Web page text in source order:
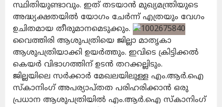
സ്ഥിതിയുണ്ടാവും. ഇത് തടയാൻ മുഖ്യമന്ത്രിയുടെ
അദ്ധ്യക്ഷതയിൽ യോഗം ചേർന്ന് എത്രയും വേഗം
ഉചിതമായ തീരുമാനമെടുക്കും.
വൈത്തിരി ആശുപത്രിയെ ജില്ലാ മാതൃകാ
ആശുപത്രിയാക്കി ഉയർത്തും. ഇവിടെ ക്രിട്ടിക്കൽ
കെയർ വിഭാഗത്തിന് ഉടൻ തറക്കല്ലിടും.
ജില്ലയിലെ സർക്കാർ മേഖലയിലുള്ള എം.ആർ.ഐ
സ്കാനിംഗ് അപര്യാപ്തത പരിഹരിക്കാൻ ഒരു
പ്രധാന ആശുപത്രിയിൽ എം.ആർ.ഐ സ്കാനിംഗ്